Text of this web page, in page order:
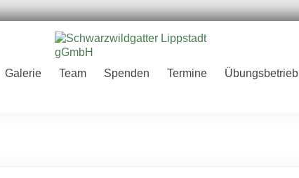
Galerie Team Spenden Termine Übungsbetrieb